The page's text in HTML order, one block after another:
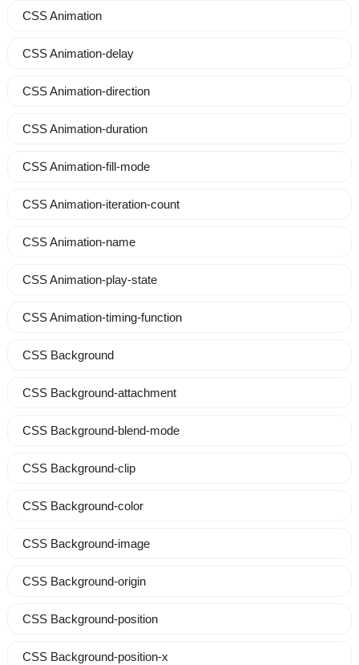
CSS Animation
CSS Animation-delay
CSS Animation-direction
CSS Animation-duration
CSS Animation-fill-mode
CSS Animation-iteration-count
CSS Animation-name
CSS Animation-play-state
CSS Animation-timing-function
CSS Background
CSS Background-attachment
CSS Background-blend-mode
CSS Background-clip
CSS Background-color
CSS Background-image
CSS Background-origin
CSS Background-position
CSS Background-position-x